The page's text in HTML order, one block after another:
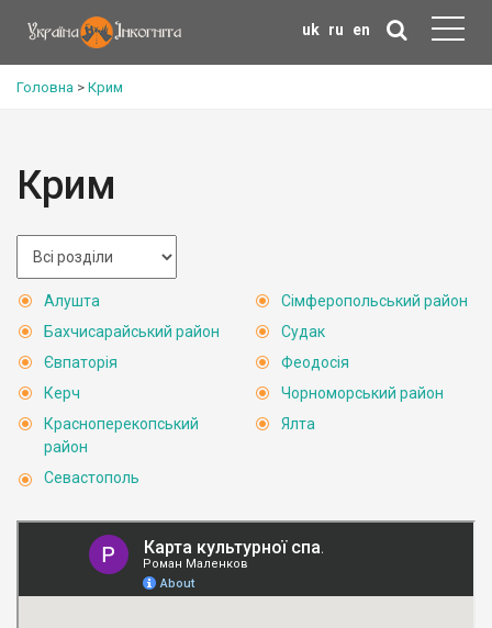
uk ru en
Головна > Крим
Крим
Алушта
Бахчисарайський район
Євпаторія
Керч
Красноперекопський
район
Севастополь
Сімферопольський район
Судак
Феодосія
Чорноморський район
Ялта